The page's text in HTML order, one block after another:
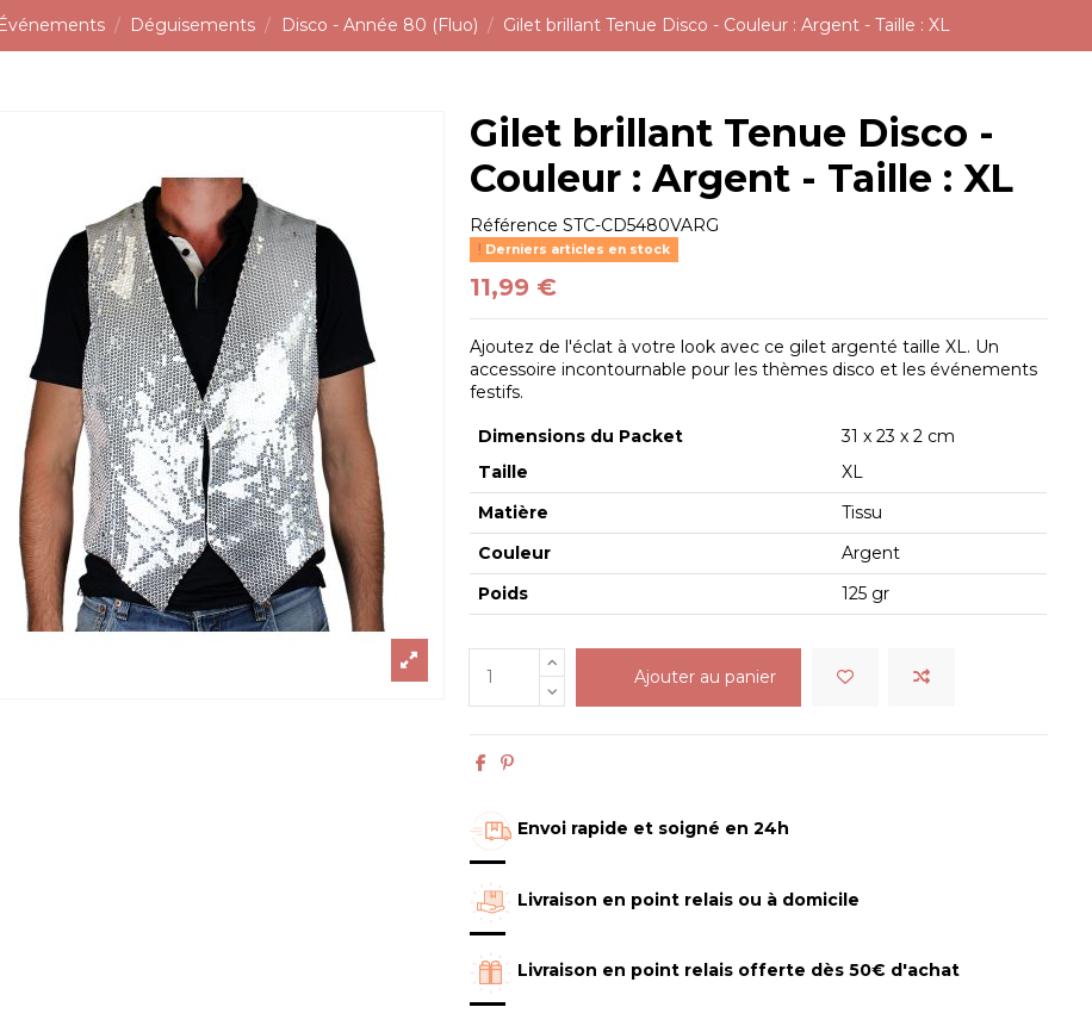
Déguisements Disco - Année 80 (Fluo) Gilet brillant Tenue Disco - Couleur : Argent - Taille : XL
Gilet brillant Tenue Disco -
Couleur : Argent - Taille : XL
Référence STC-CD5480VARG
Derniers articles en stock
11,99 €
Ajoutez de l'éclat à votre look avec ce gilet argenté taille XL. Un
accessoire incontournable pour les thèmes disco et les événements
festifs.
Dimensions du Packet
Taille
31 x 23 x 2 cm
XL
Matière
Tissu
Couleur
Argent
Poids
125 gr
Ajouter au panier
Envoi rapide et soigné en 24h
Livraison en point relais ou à domicile
Livraison en point relais offerte dès 50€ d'achat